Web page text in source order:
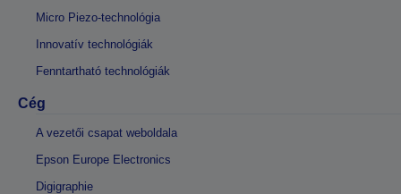
Micro Piezo-technológia
Innovatív technológiák
Fenntartható technológiák
Cég
A vezetői csapat weboldala
Epson Europe Electronics
Digigraphie